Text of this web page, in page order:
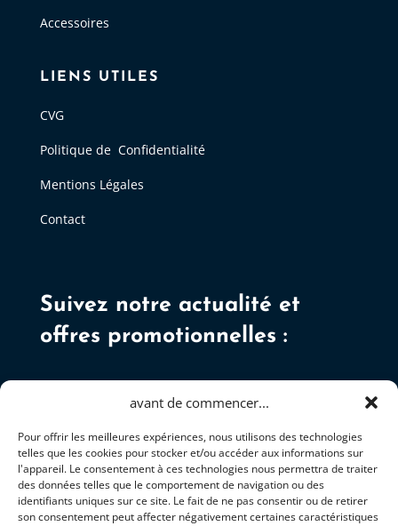
avant de commencer...
Pour offrir les meilleures expériences, nous utilisons des technologies
telles que les cookies pour stocker et/ou accéder aux informations sur
l'appareil. Le consentement à ces technologies nous permettra de traiter
des données telles que le comportement de navigation ou des
identifiants uniques sur ce site. Le fait de ne pas consentir ou de retirer
son consentement peut affecter négativement certaines caractéristiques
Accessoires
LIENS UTILES
CVG
Politique de Confidentialité
Mentions Légales
Contact
Suivez notre actualité et
offres promotionnelles :
S'ABONNER